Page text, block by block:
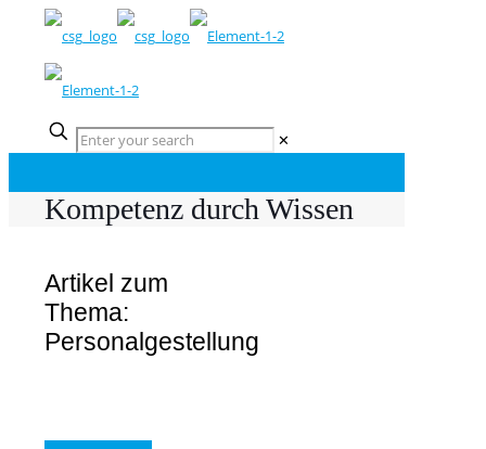
✕
Kompetenz durch Wissen
Artikel zum
Thema:
Personalgestellung